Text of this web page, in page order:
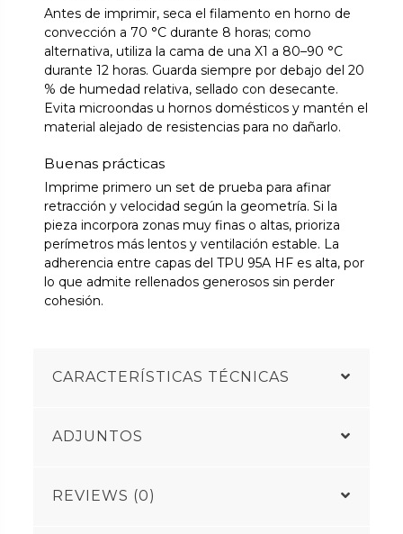
Antes de imprimir, seca el filamento en horno de
convección a 70 °C durante 8 horas; como
alternativa, utiliza la cama de una X1 a 80–90 °C
durante 12 horas. Guarda siempre por debajo del 20
% de humedad relativa, sellado con desecante.
Evita microondas u hornos domésticos y mantén el
material alejado de resistencias para no dañarlo.
Buenas prácticas
Imprime primero un set de prueba para afinar
retracción y velocidad según la geometría. Si la
pieza incorpora zonas muy finas o altas, prioriza
perímetros más lentos y ventilación estable. La
adherencia entre capas del TPU 95A HF es alta, por
lo que admite rellenados generosos sin perder
cohesión.
CARACTERÍSTICAS TÉCNICAS
ADJUNTOS
REVIEWS (0)